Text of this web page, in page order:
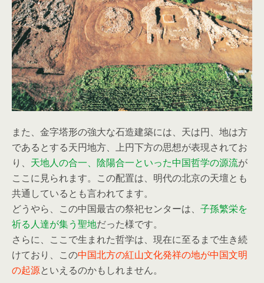
また、金字塔形の強大な石造建築には、天は円、地は方
であるとする天円地方、上円下方の思想が表現されてお
り、 天地人の合一、陰陽合一といった中国哲学の源流が
ここに見られます。この配置は、明代の北京の天壇とも
共通しているとも言われてます。
どうやら、この中国最古の祭祀センターは、 子孫繁栄を
祈る人達が集う聖地だった様です。
さらに、ここで生まれた哲学は、現在に至るまで生き続
けており、この中国北方の紅山文化発祥の地が中国文明
の起源といえるのかもしれません。